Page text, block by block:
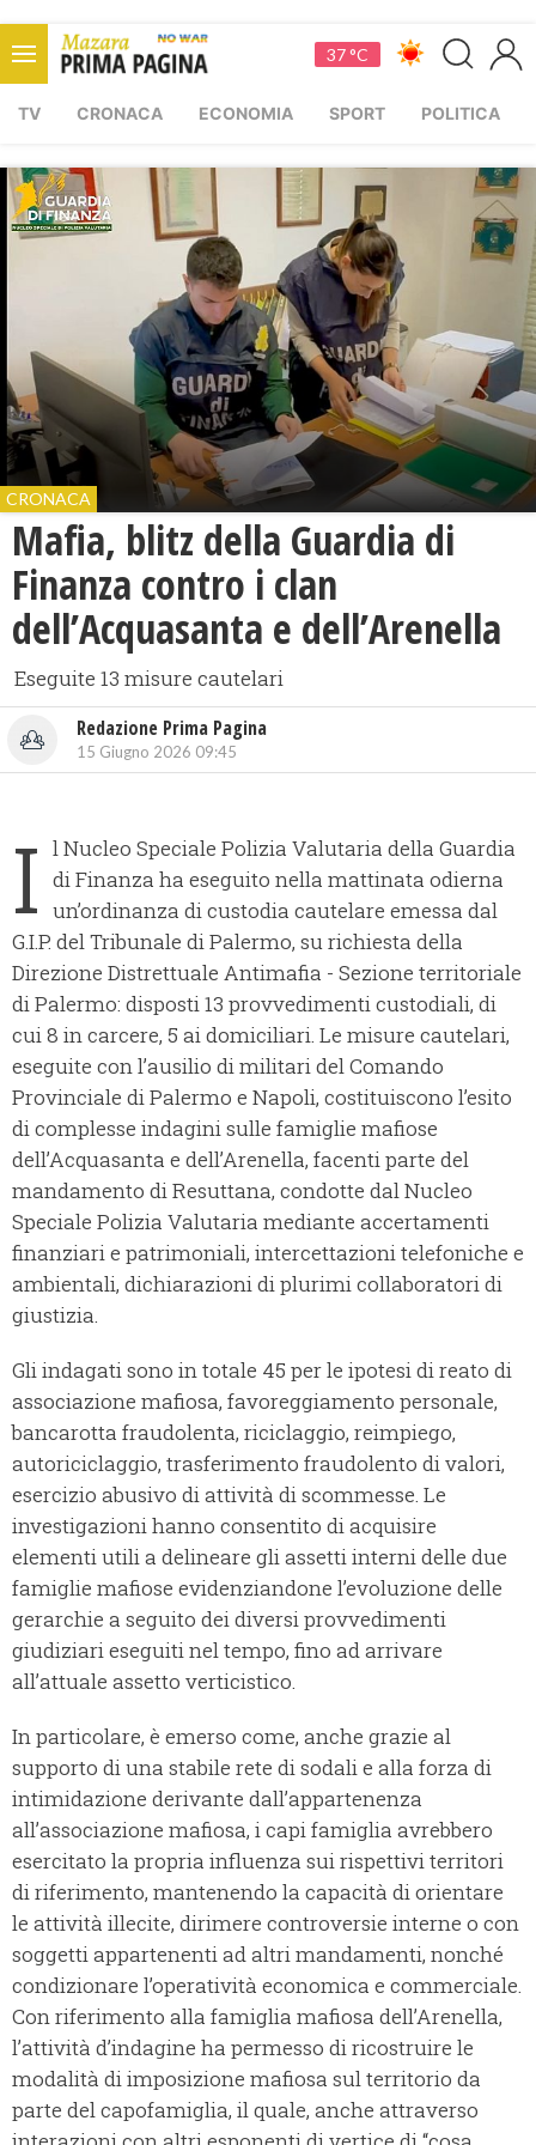
37 °C
TV CRONACA ECONOMIA SPORT POLITICA
CRONACA
Mafia, blitz della Guardia di
Finanza contro i clan
dell’Acquasanta e dell’Arenella
Eseguite 13 misure cautelari
Redazione Prima Pagina
15 Giugno 2026 09:45
I l Nucleo Speciale Polizia Valutaria della Guardia
di Finanza ha eseguito nella mattinata odierna
un’ordinanza di custodia cautelare emessa dal
G.I.P. del Tribunale di Palermo, su richiesta della
Direzione Distrettuale Antimafia - Sezione territoriale
di Palermo: disposti 13 provvedimenti custodiali, di
cui 8 in carcere, 5 ai domiciliari. Le misure cautelari,
eseguite con l’ausilio di militari del Comando
Provinciale di Palermo e Napoli, costituiscono l’esito
di complesse indagini sulle famiglie mafiose
dell’Acquasanta e dell’Arenella, facenti parte del
mandamento di Resuttana, condotte dal Nucleo
Speciale Polizia Valutaria mediante accertamenti
finanziari e patrimoniali, intercettazioni telefoniche e
ambientali, dichiarazioni di plurimi collaboratori di
giustizia.
Gli indagati sono in totale 45 per le ipotesi di reato di
associazione mafiosa, favoreggiamento personale,
bancarotta fraudolenta, riciclaggio, reimpiego,
autoriciclaggio, trasferimento fraudolento di valori,
esercizio abusivo di attività di scommesse. Le
investigazioni hanno consentito di acquisire
elementi utili a delineare gli assetti interni delle due
famiglie mafiose evidenziandone l’evoluzione delle
gerarchie a seguito dei diversi provvedimenti
giudiziari eseguiti nel tempo, fino ad arrivare
all’attuale assetto verticistico.
In particolare, è emerso come, anche grazie al
supporto di una stabile rete di sodali e alla forza di
intimidazione derivante dall’appartenenza
all’associazione mafiosa, i capi famiglia avrebbero
esercitato la propria influenza sui rispettivi territori
di riferimento, mantenendo la capacità di orientare
le attività illecite, dirimere controversie interne o con
soggetti appartenenti ad altri mandamenti, nonché
condizionare l’operatività economica e commerciale.
Con riferimento alla famiglia mafiosa dell’Arenella,
l’attività d’indagine ha permesso di ricostruire le
modalità di imposizione mafiosa sul territorio da
parte del capofamiglia, il quale, anche attraverso